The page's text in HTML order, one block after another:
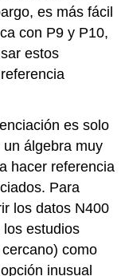
es más fácil
con P9 y P10,
estos
es solo
álgebra muy
hacer referencia
Para
los datos N400
estudios
como
inusual